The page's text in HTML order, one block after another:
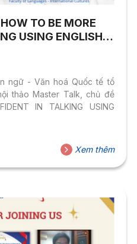
TO BE MORE
USING ENGLISH
ngữ - Văn hoá Quốc tế tổ
thảo Master Talk, chủ đề
IN TALKING USING
Xem thêm